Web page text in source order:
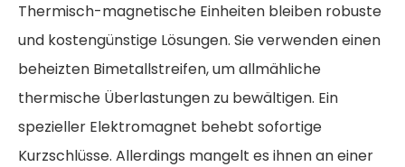
Thermisch-magnetische Einheiten bleiben robuste
und kostengünstige Lösungen. Sie verwenden einen
beheizten Bimetallstreifen, um allmähliche
thermische Überlastungen zu bewältigen. Ein
spezieller Elektromagnet behebt sofortige
Kurzschlüsse. Allerdings mangelt es ihnen an einer